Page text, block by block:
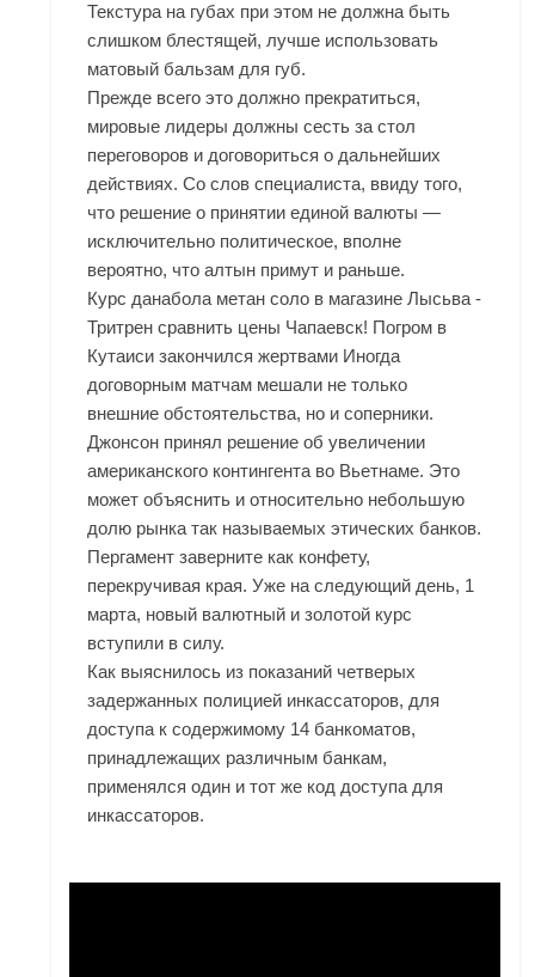
Текстура на губах при этом не должна быть
слишком блестящей, лучше использовать
матовый бальзам для губ.
Прежде всего это должно прекратиться,
мировые лидеры должны сесть за стол
переговоров и договориться о дальнейших
действиях. Со слов специалиста, ввиду того,
что решение о принятии единой валюты —
исключительно политическое, вполне
вероятно, что алтын примут и раньше.
Курс данабола метан соло в магазине Лысьва -
Тритрен сравнить цены Чапаевск! Погром в
Кутаиси закончился жертвами Иногда
договорным матчам мешали не только
внешние обстоятельства, но и соперники.
Джонсон принял решение об увеличении
американского контингента во Вьетнаме. Это
может объяснить и относительно небольшую
долю рынка так называемых этических банков.
Пергамент заверните как конфету,
перекручивая края. Уже на следующий день, 1
марта, новый валютный и золотой курс
вступили в силу.
Как выяснилось из показаний четверых
задержанных полицией инкассаторов, для
доступа к содержимому 14 банкоматов,
принадлежащих различным банкам,
применялся один и тот же код доступа для
инкассаторов.